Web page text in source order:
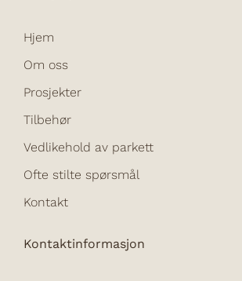
Hjem
Om oss
Prosjekter
Tilbehør
Vedlikehold av parkett
Ofte stilte spørsmål
Kontakt
Kontaktinformasjon